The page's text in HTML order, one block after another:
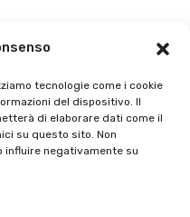
tecnologie come i cookie
del dispositivo. Il
di elaborare dati come il
su questo sito. Non
influire negativamente su
Tutti prodotti
Termini e condizioni